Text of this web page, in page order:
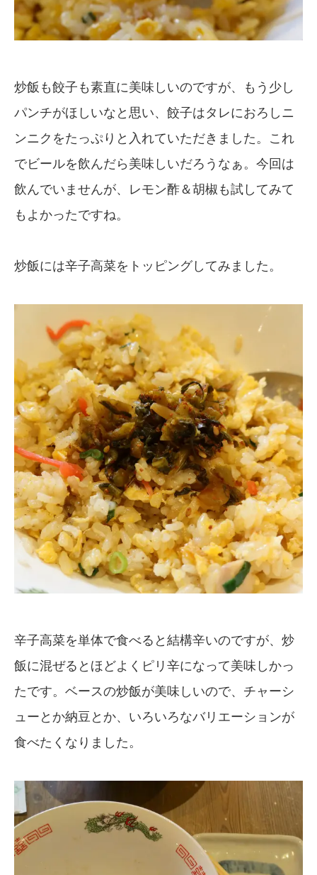
炒飯も餃子も素直に美味しいのですが、もう少し
パンチがほしいなと思い、餃子はタレにおろしニ
ンニクをたっぷりと入れていただきました。これ
でビールを飲んだら美味しいだろうなぁ。今回は
飲んでいませんが、レモン酢＆胡椒も試してみて
もよかったですね。
炒飯には辛子高菜をトッピングしてみました。
辛子高菜を単体で食べると結構辛いのですが、炒
飯に混ぜるとほどよくピリ辛になって美味しかっ
たです。ベースの炒飯が美味しいので、チャーシ
ューとか納豆とか、いろいろなバリエーションが
食べたくなりました。